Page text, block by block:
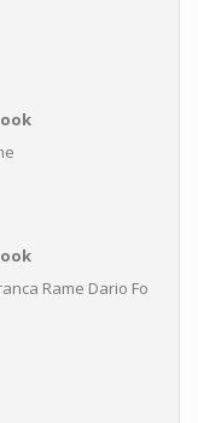
Rame Dario Fo